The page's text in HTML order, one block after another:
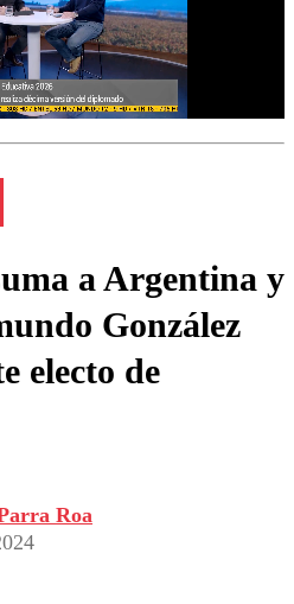
a Argentina y
González
electo de
Roa